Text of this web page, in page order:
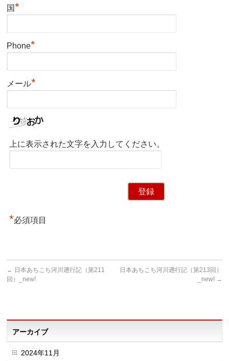
国*
Phone*
メール*
上に表示された文字を入力してください。
*必須項目
← 日本あちこち河川遡行記（第211
回）_new!
日本あちこち河川遡行記（第213回）
_new! →
アーカイブ
2024年11月